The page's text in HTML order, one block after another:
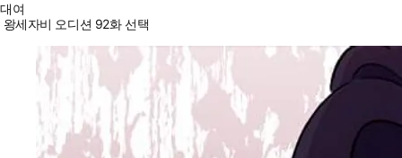
대여
왕세자비 오디션 92화 선택